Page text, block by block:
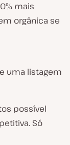
mais
orgânica se
uma listagem
possível
Só